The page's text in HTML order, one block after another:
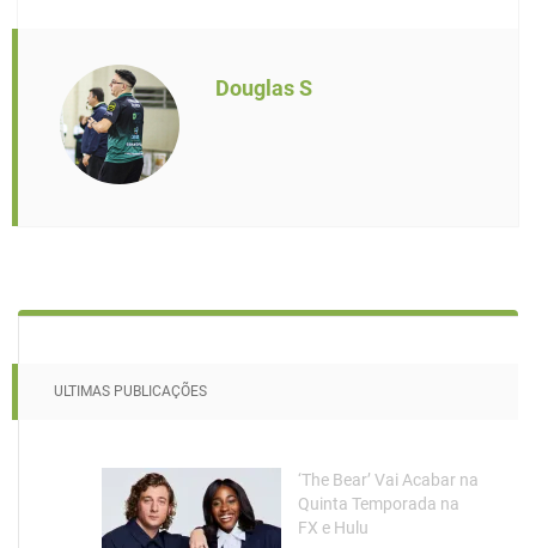
Douglas S
ULTIMAS PUBLICAÇÕES
‘The Bear’ Vai Acabar na
Quinta Temporada na
FX e Hulu